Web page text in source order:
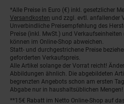
Fußnoten
*Alle Preise in Euro (€) inkl. gesetzlicher
Versandkosten und zzgl. evtl. anfallender
Unverbindliche Preisempfehlung des
Preise (inkl. MwSt.) und
können im Online-Shop abweichen.
Statt- und durchgestrichene Preise
geforderten Verkaufspreis.
Alle Artikel solange der Vorrat reicht!
Abbildungen ähnlich. Die abgebildeten
begrenzten Angebots schon am ersten
Abgabe nur in haushaltsüblichen Mengen!
**15€ Rabatt im Netto Online-Shop auf